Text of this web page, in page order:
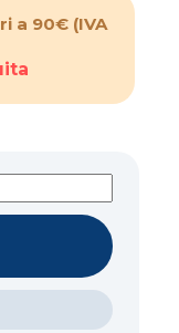
a 90€ (IVA